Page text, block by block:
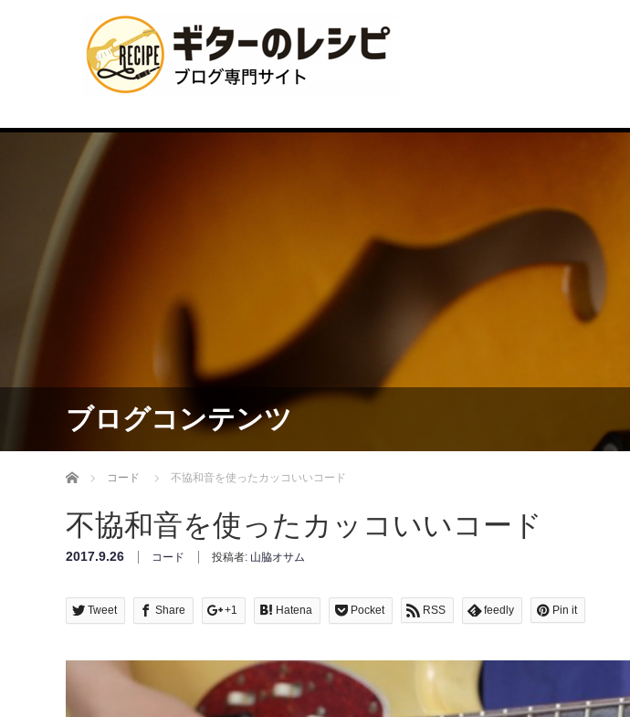
ブログコンテンツ
Home コード 不協和音を使ったカッコいいコード
不協和音を使ったカッコいいコード
2017.9.26 コード 投稿者: 山脇オサム
Tweet Share +1 Hatena Pocket RSS feedly Pin it